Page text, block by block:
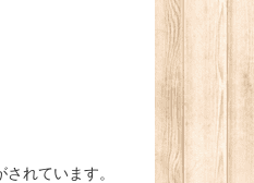
れています。